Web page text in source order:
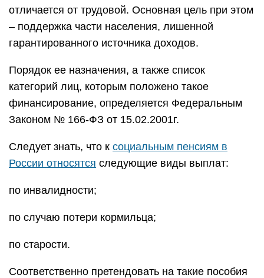
отличается от трудовой. Основная цель при этом
– поддержка части населения, лишенной
гарантированного источника доходов.
Порядок ее назначения, а также список
категорий лиц, которым положено такое
финансирование, определяется Федеральным
Законом № 166-ФЗ от 15.02.2001г.
Следует знать, что к социальным пенсиям в
России относятся следующие виды выплат:
по инвалидности;
по случаю потери кормильца;
по старости.
Соответственно претендовать на такие пособия